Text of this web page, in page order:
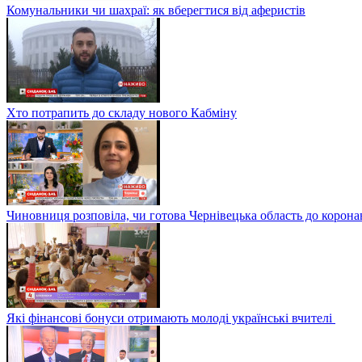
Комунальники чи шахраї: як вберегтися від аферистів
Хто потрапить до складу нового Кабміну
Чиновниця розповіла, чи готова Чернівецька область до
Які фінансові бонуси отримають молоді українські вчителі